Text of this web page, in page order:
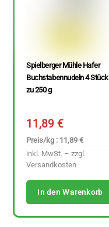
Spielberger Mühle Hafer
Buchstabennudeln 4 Stück
zu 250 g
11,89€
Preis/kg : 11,89 €
inkl. MwSt. – zzgl.
Versandkosten
In den Warenkorb